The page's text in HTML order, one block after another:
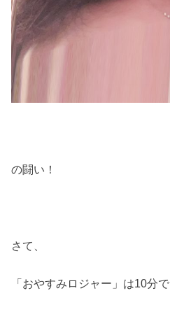
の闘い！
さて、
「おやすみロジャー」は10分で